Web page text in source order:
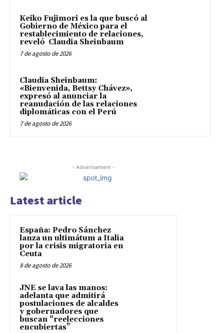
Keiko Fujimori es la que buscó al
Gobierno de México para el
restablecimiento de relaciones,
reveló Claudia Sheinbaum
7 de agosto de 2026
Claudia Sheinbaum:
«Bienvenida, Bettsy Chávez»,
expresó al anunciar la
reanudación de las relaciones
diplomáticas con el Perú
7 de agosto de 2026
- Advertisement -
Latest article
España: Pedro Sánchez
lanza un ultimátum a Italia
por la crisis migratoria en
Ceuta
8 de agosto de 2026
JNE se lava las manos:
adelanta que admitirá
postulaciones de alcaldes
y gobernadores que
buscan “reelecciones
encubiertas”